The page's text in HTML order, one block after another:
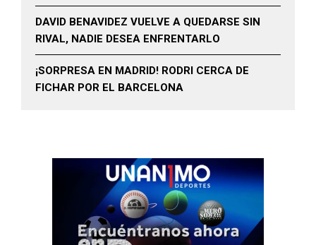
DAVID BENAVIDEZ VUELVE A QUEDARSE SIN
RIVAL, NADIE DESEA ENFRENTARLO
¡SORPRESA EN MADRID! RODRI CERCA DE
FICHAR POR EL BARCELONA